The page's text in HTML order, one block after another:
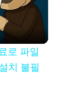
로 파일
치 불필